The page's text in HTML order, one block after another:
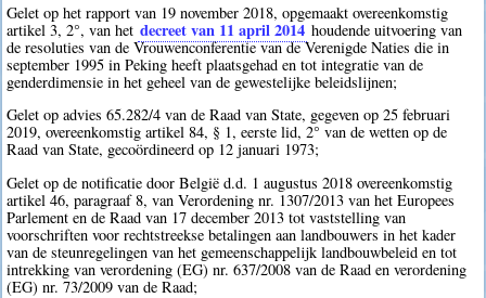
Gelet op het rapport van 19 november 2018, opgemaakt overeenkomstig
artikel 3, 2°, van het decreet van 11 april 2014 houdende uitvoering van
de resoluties van de Vrouwenconferentie van de Verenigde Naties die in
september 1995 in Peking heeft plaatsgehad en tot integratie van de
genderdimensie in het geheel van de gewestelijke beleidslijnen;
Gelet op advies 65.282/4 van de Raad van State, gegeven op 25 februari
2019, overeenkomstig artikel 84, § 1, eerste lid, 2° van de wetten op de
Raad van State, gecoördineerd op 12 januari 1973;
Gelet op de notificatie door België d.d. 1 augustus 2018 overeenkomstig
artikel 46, paragraaf 8, van Verordening nr. 1307/2013 van het Europees
Parlement en de Raad van 17 december 2013 tot vaststelling van
voorschriften voor rechtstreekse betalingen aan landbouwers in het kader
van de steunregelingen van het gemeenschappelijk landbouwbeleid en tot
intrekking van verordening (EG) nr. 637/2008 van de Raad en verordening
(EG) nr. 73/2009 van de Raad;